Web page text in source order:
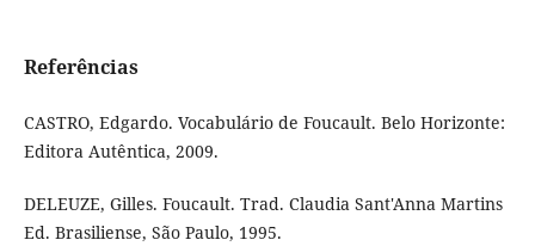
Referências
CASTRO, Edgardo. Vocabulário de Foucault. Belo Horizonte:
Editora Autêntica, 2009.
DELEUZE, Gilles. Foucault. Trad. Claudia Sant'Anna Martins
Ed. Brasiliense, São Paulo, 1995.